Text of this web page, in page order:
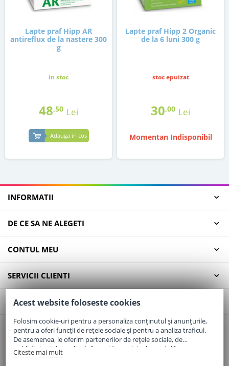
Lapte praf Hipp AR
antireflux de la nastere 300
g
in stoc
48,50 Lei
Adauga in cos
Lapte praf Hipp 2 Organic
de la 6 luni 300 g
stoc epuizat
30,00 Lei
Momentan Indisponibil
INFORMATII
DE CE SA NE ALEGETI
CONTUL MEU
SERVICII CLIENTI
CONTACT
Email:office@elaptepraf.ro
Telefon:0745-964-449
Adresa:Sos. Borsului, Nr. 20, Oradea, Jud. Bihor
Acest website foloseste cookies
Folosim cookie-uri pentru a personaliza conținutul și anunțurile,
pentru a oferi funcții de rețele sociale și pentru a analiza traficul.
De asemenea, le oferim partenerilor de rețele sociale, de
publicitate și de analize informații cu privire la modul în care
folosiți site-ul nostru. Aceștia le pot combina cu alte informații
Citeste mai mult